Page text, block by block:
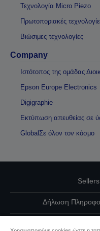
Τεχνολογία Micro Piezo
Πρωτοποριακές
Βιώσιμες τεχνολογίες
Company
Ιστότοπος της ομάδας
Epson Europe Electronics
Digigraphie
Εκτύπωση απευθείας σε
GlobalΣε όλον τον κόσμο
Δήλωση